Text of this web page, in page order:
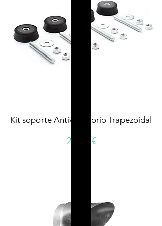
Kit soporte Antivibratorio Trapezoidal
Precio
20,90 €